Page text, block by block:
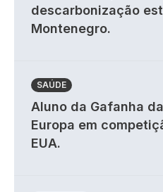
descarbonização
Montenegro.
SAÚDE
Aluno da Gafanha
Europa em
EUA.